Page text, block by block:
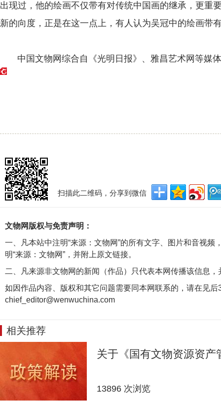
出现过，他的绘画不仅带有对传统中国画的继承，更重
新的向度，正是在这一点上，有人认为吴冠中的绘画带
中国文物网综合自《光明日报》、雅昌艺术网等媒
扫描此二维码，分享到微信
文物网版权与免责声明：
一、凡本站中注明“来源：文物网”的所有文字、图片和音视
明“来源：文物网”，并附上原文链接。
二、凡来源非文物网的新闻（作品）只代表本网传播该信息
如因作品内容、版权和其它问题需要同本网联系的，请在见后
chief_editor@wenwuchina.com
相关推荐
关于《国有文物资源资
13896 次浏览